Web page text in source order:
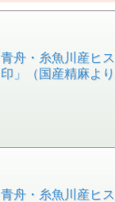
青舟・糸魚川産ヒ
印」（国産精麻よ
青舟・糸魚川産ヒ